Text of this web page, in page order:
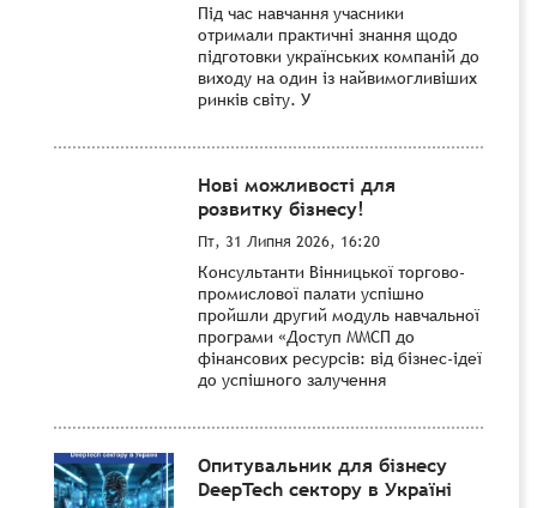
Під час навчання учасники
отримали практичні знання щодо
підготовки українських компаній до
виходу на один із найвимогливіших
ринків світу. У
Нові можливості для
розвитку бізнесу!
Пт, 31 Липня 2026, 16:20
Консультанти Вінницької торгово-
промислової палати успішно
пройшли другий модуль навчальної
програми «Доступ ММСП до
фінансових ресурсів: від бізнес-ідеї
до успішного залучення
Опитувальник для бізнесу
DeepTech сектору в Україні